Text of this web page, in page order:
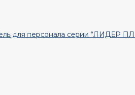
для персонала серии “ЛИДЕР